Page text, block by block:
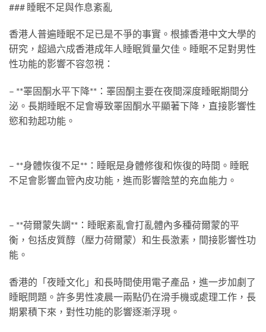
### 睡眠不足與作息紊亂
香港人普遍睡眠不足已是不爭的事實。根據香港中文大學的
研究，超過六成香港成年人睡眠質量欠佳。睡眠不足對男性
性功能的影響不容忽視：
– **睪固酮水平下降**：睪固酮主要在夜間深度睡眠期間分
泌。長期睡眠不足會導致睪固酮水平顯著下降，直接影響性
慾和勃起功能。
– **身體恢復不足**：睡眠是身體修復和恢復的時間。睡眠
不足會影響血管內皮功能，進而影響陰莖的充血能力。
– **荷爾蒙失調**：睡眠紊亂會打亂體內多種荷爾蒙的平
衡，包括皮質醇（壓力荷爾蒙）和生長激素，間接影響性功
能。
香港的「夜睡文化」和長時間使用電子產品，進一步加劇了
睡眠問題。許多男性凌晨一兩點仍在滑手機或處理工作，長
期累積下來，對性功能的影響逐漸浮現。